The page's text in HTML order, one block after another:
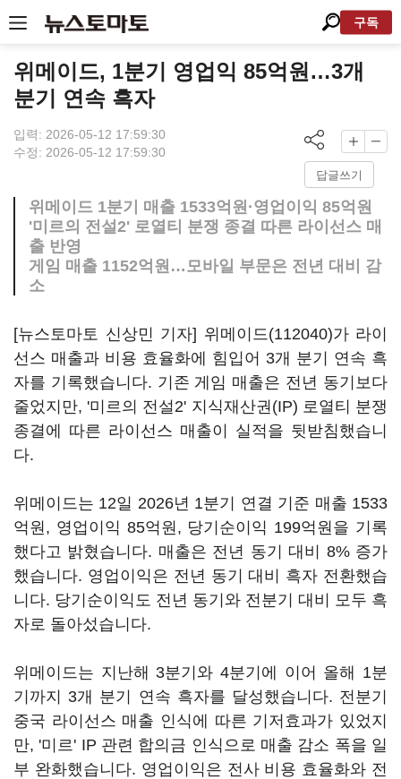
구독
위메이드, 1분기 영업익 85억원…3개
분기 연속 흑자
입력: 2026-05-12 17:59:30
수정: 2026-05-12 17:59:30
답글쓰기
위메이드 1분기 매출 1533억원·영업이익 85억원
'미르의 전설2' 로열티 분쟁 종결 따른 라이선스 매
출 반영
게임 매출 1152억원…모바일 부문은 전년 대비 감
소
[뉴스토마토 신상민 기자] 위메이드(112040)가 라이
선스 매출과 비용 효율화에 힘입어 3개 분기 연속 흑
자를 기록했습니다. 기존 게임 매출은 전년 동기보다
줄었지만, '미르의 전설2' 지식재산권(IP) 로열티 분쟁
종결에 따른 라이선스 매출이 실적을 뒷받침했습니
다.
위메이드는 12일 2026년 1분기 연결 기준 매출 1533
억원, 영업이익 85억원, 당기순이익 199억원을 기록
했다고 밝혔습니다. 매출은 전년 동기 대비 8% 증가
했습니다. 영업이익은 전년 동기 대비 흑자 전환했습
니다. 당기순이익도 전년 동기와 전분기 대비 모두 흑
자로 돌아섰습니다.
위메이드는 지난해 3분기와 4분기에 이어 올해 1분
기까지 3개 분기 연속 흑자를 달성했습니다. 전분기
중국 라이선스 매출 인식에 따른 기저효과가 있었지
만, '미르' IP 관련 합의금 인식으로 매출 감소 폭을 일
부 완화했습니다. 영업이익은 전사 비용 효율화와 전